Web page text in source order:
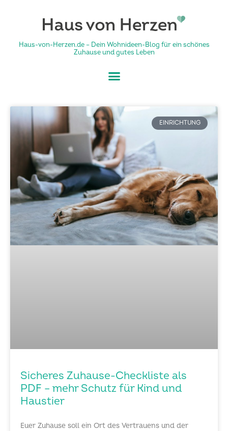
Haus-von-Herzen.de – Dein Wohnideen-Blog für ein schönes
Zuhause und gutes Leben
EINRICHTUNG
Sicheres Zuhause-Checkliste als
PDF – mehr Schutz für Kind und
Haustier
Euer Zuhause soll ein Ort des Vertrauens und der